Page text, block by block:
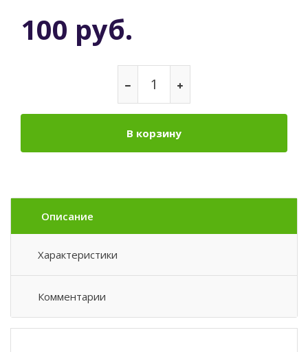
100 руб.
В корзину
Описание
Характеристики
Комментарии